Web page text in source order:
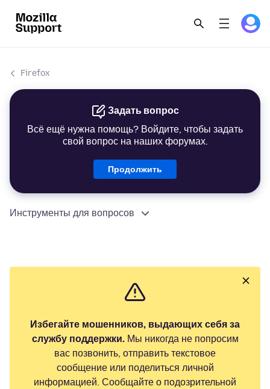
Firefox
Задать вопрос
Всё ещё нужна помощь? Войдите, чтобы задать
свой вопрос на наших форумах.
Продолжить
Инструменты для вопросов
Избегайте мошенников, выдающих себя за
службу поддержки.Мы никогда не попросим
вас позвонить, отправить текстовое
сообщение или поделиться личной
информацией. Сообщайте о подозрительной